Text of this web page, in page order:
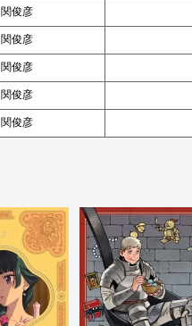
関俊彦
関俊彦
関俊彦
関俊彦
関俊彦